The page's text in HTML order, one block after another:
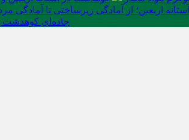
اربعین؛ از آمادگی زیرساختی تا آمادگی
جاده‌ای کوهدشت